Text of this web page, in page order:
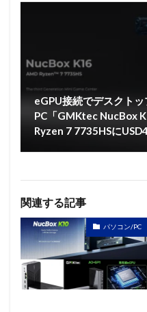
eGPU接続でデスクト
PC「GMKtec NucBox
Ryzen 7 7735HSに
関連する記事
パソコン/PC